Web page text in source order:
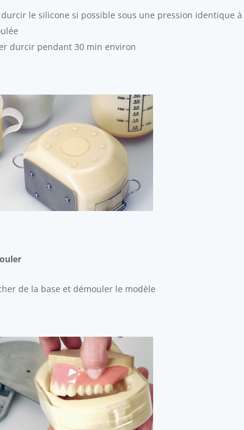
durcir le silicone si possible sous une pression identique
durcir pendant 30 min environ
de la base et démouler le modèle